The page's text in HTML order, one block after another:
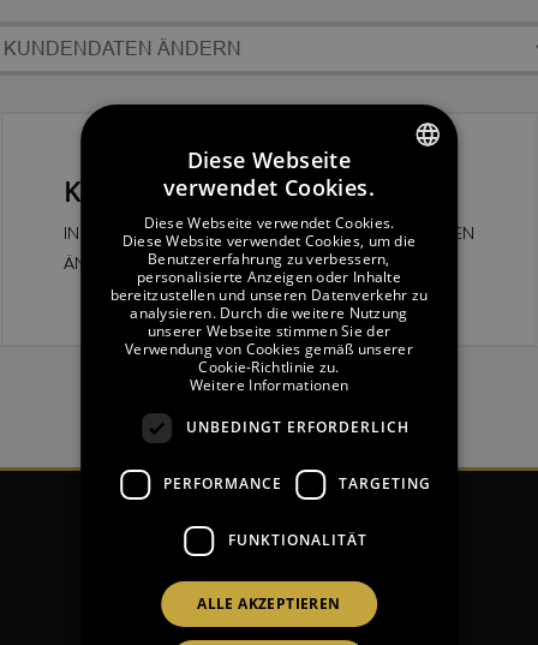
Kundendaten Ändern
IN DIESER RUBRIK KÖNNEN SIE IHRE NUTZERDATEN
ÄNDERN:
SPANISH
ENGLISH
GERMAN
FRENCH
CATALAN
Diese Webseite
verwendet Cookies.
Diese Webseite verwendet Cookies.
Diese Website verwendet Cookies, um die
Benutzererfahrung zu verbessern,
personalisierte Anzeigen oder Inhalte
bereitzustellen und unseren Datenverkehr zu
analysieren. Durch die weitere Nutzung
unserer Webseite stimmen Sie der
Verwendung von Cookies gemäß unserer
Cookie-Richtlinie zu.
Weitere Informationen
UNBEDINGT ERFORDERLICH
PERFORMANCE TARGETING
FUNKTIONALITÄT
ALLE AKZEPTIEREN